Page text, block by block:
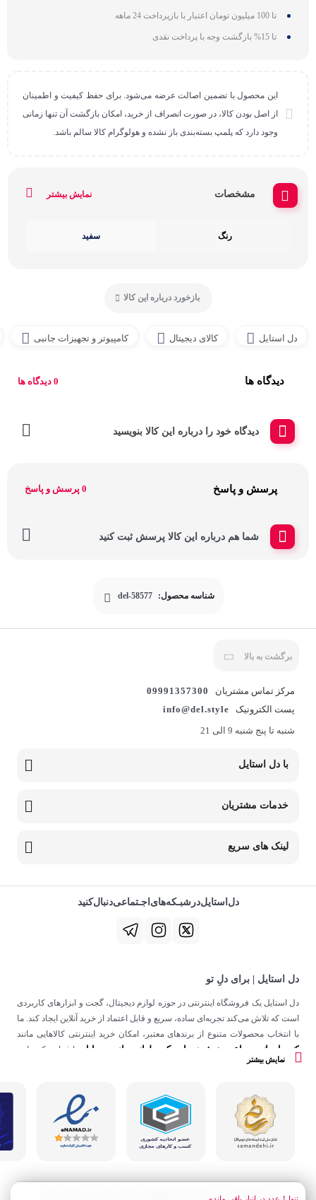
تا 100 میلیون تومان اعتبار با بازپرداخت 24 ماهه
تا 15% بازگشت وجه با پرداخت نقدی
این محصول با تضمین اصالت عرضه می‌شود. برای حفظ کیفیت و اطمینان
از اصل بودن کالا، در صورت انصراف از خرید، امکان بازگشت آن تنها زمانی
وجود دارد که پلمپ بسته‌بندی باز نشده و هولوگرام کالا سالم باشد.
مشخصات نمایش بیشتر
رنگ سفید
بازخورد درباره این کالا
دل استایل کالای دیجیتال کامپیوتر و تجهیزات جانبی
دیدگاه ها 0 دیدگاه ها
دیدگاه خود را درباره این کالا بنویسید
پرسش و پاسخ 0 پرسش و پاسخ
شما هم درباره این کالا پرسش ثبت کنید
شناسه محصول: del-58577
برگشت به بالا
مرکز تماس مشتریان
09991357300
پست الکترونیک
info@del.style
شنبه تا پنج شنبه 9 الی 21
با دل استایل
خدمات مشتریان
لینک های سریع
دل‌استایل‌در‌‌شبـکه‌های‌اجـتماعی‌دنبال‌کنید
دل استایل | برای دلِ تو
دل استایل یک فروشگاه اینترنتی در حوزه لوازم دیجیتال، گجت و ابزارهای کاربردی
است که تلاش می‌کند تجربه‌ای ساده، سریع و قابل اعتماد از خرید آنلاین ایجاد کند. ما
با انتخاب محصولات متنوع از برندهای معتبر، امکان خرید اینترنتی کالاهایی مانند
کنسول بازی ساعت هوشمند اسپیکر ولوازم جانبی موبایل
را فراهم کرده‌ایم.
در دل استایل، تمرکز ما فقط روی فروش نیست؛ هدف ساختن تجربه‌ای است که
نمایش بیشتر
کلیه حقوق این سایت متعلق به فروشگاه دل استایل می باشد . 1400 - 1405